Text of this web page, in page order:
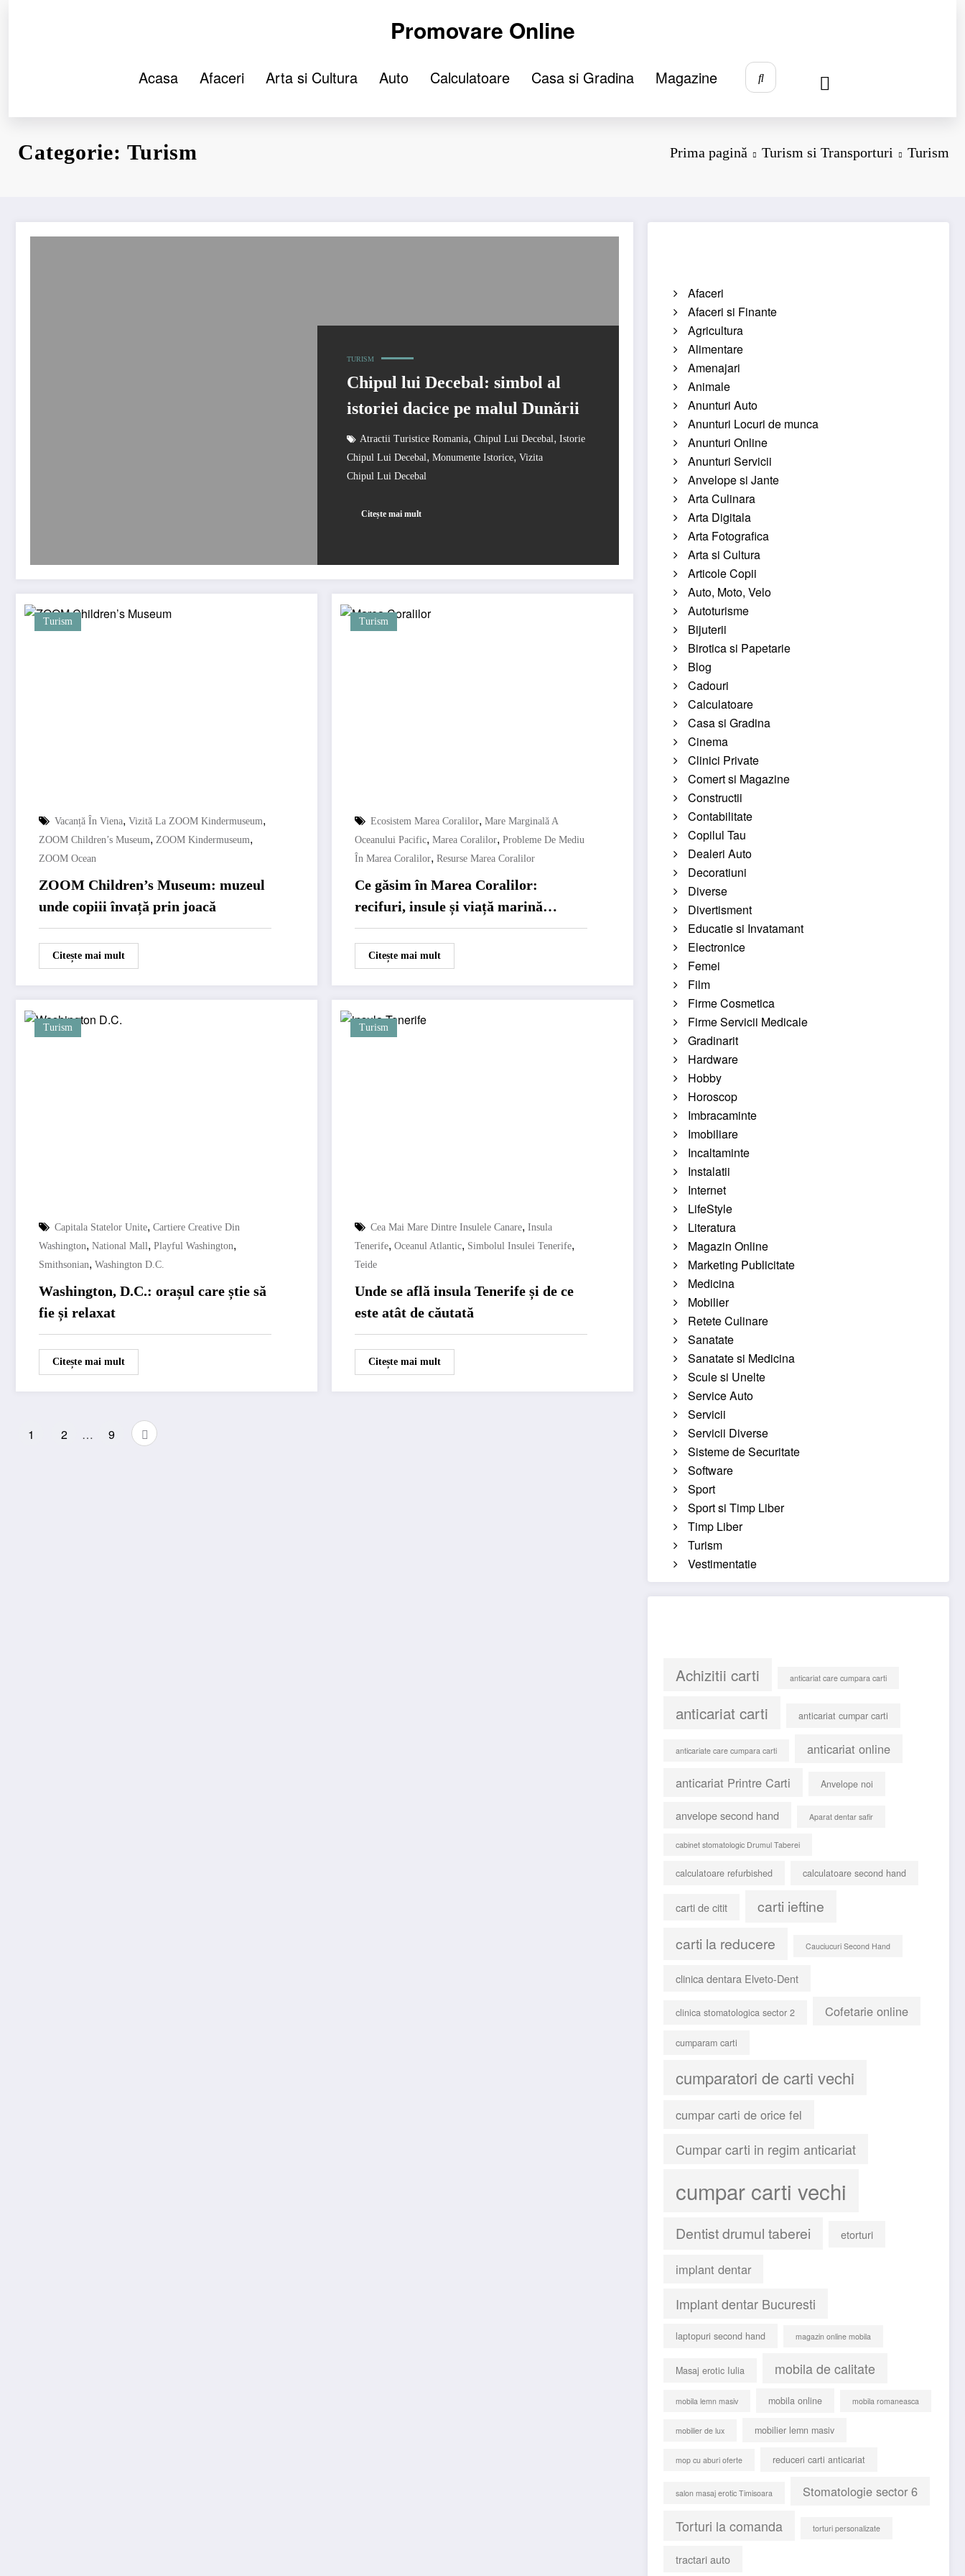
Promovare Online
Acasa Afaceri Arta si Cultura Auto Calculatoare Casa si Gradina Magazine
Categorie: Turism Prima pagină Turism si Transporturi Turism
TURISM
Chipul lui Decebal: simbol al
istoriei dacice pe malul Dunării
Atractii Turistice Romania, Chipul Lui Decebal, Istorie
Chipul Lui Decebal, Monumente Istorice, Vizita
Chipul Lui Decebal
Citește mai mult
Turism
Vacanță În Viena, Vizită La ZOOM Kindermuseum,
ZOOM Children’s Museum, ZOOM Kindermuseum,
ZOOM Ocean
ZOOM Children’s Museum: muzeul
unde copiii învață prin joacă
Citește mai mult
Turism
Ecosistem Marea Coralilor, Mare Marginală A
Oceanului Pacific, Marea Coralilor, Probleme De Mediu
În Marea Coralilor, Resurse Marea Coralilor
Ce găsim în Marea Coralilor:
recifuri, insule și viață marină
spectaculoasă
Citește mai mult
Turism
Capitala Statelor Unite, Cartiere Creative Din
Washington, National Mall, Playful Washington,
Smithsonian, Washington D.C.
Washington, D.C.: orașul care știe să
fie și relaxat
Citește mai mult
Turism
Cea Mai Mare Dintre Insulele Canare, Insula
Tenerife, Oceanul Atlantic, Simbolul Insulei Tenerife,
Teide
Unde se află insula Tenerife și de ce
este atât de căutată
Citește mai mult
Navigare
1 2 … 9
Afaceri
Afaceri si Finante
Agricultura
Alimentare
Amenajari
Animale
Anunturi Auto
Anunturi Locuri de munca
Anunturi Online
Anunturi Servicii
Anvelope si Jante
Arta Culinara
Arta Digitala
Arta Fotografica
Arta si Cultura
Articole Copii
Auto, Moto, Velo
Autoturisme
Bijuterii
Birotica si Papetarie
Blog
Cadouri
Calculatoare
Casa si Gradina
Cinema
Clinici Private
Comert si Magazine
Constructii
Contabilitate
Copilul Tau
Dealeri Auto
Decoratiuni
Diverse
Divertisment
Educatie si Invatamant
Electronice
Femei
Film
Firme Cosmetica
Firme Servicii Medicale
Gradinarit
Hardware
Hobby
Horoscop
Imbracaminte
Imobiliare
Incaltaminte
Instalatii
Internet
LifeStyle
Literatura
Magazin Online
Marketing Publicitate
Medicina
Mobilier
Retete Culinare
Sanatate
Sanatate si Medicina
Scule si Unelte
Service Auto
Servicii
Servicii Diverse
Sisteme de Securitate
Software
Sport
Sport si Timp Liber
Timp Liber
Turism
Vestimentatie
Achizitii carti anticariat care cumpara carti
anticariat carti anticariat cumpar carti
anticariate care cumpara carti
anticariat online
anticariat Printre Carti
Anvelope noi
anvelope second hand Aparat dentar safir
cabinet stomatologic Drumul Taberei
calculatoare refurbished calculatoare second hand
carti de citit
carti ieftine
carti la reducere
Cauciucuri Second Hand
clinica dentara Elveto-Dent
clinica stomatologica sector 2 Cofetarie online
cumparam carti
cumparatori de carti vechi
cumpar carti de orice fel
Cumpar carti in regim anticariat
cumpar carti vechi
Dentist drumul taberei etorturi
implant dentar
Implant dentar Bucuresti
laptopuri second hand magazin online mobila
Masaj erotic Iulia mobila de calitate
mobila lemn masiv mobila online mobila romaneasca
mobilier de lux mobilier lemn masiv
mop cu aburi oferte reduceri carti anticariat
salon masaj erotic Timisoara Stomatologie sector 6
Torturi la comanda torturi personalizate
tractari auto